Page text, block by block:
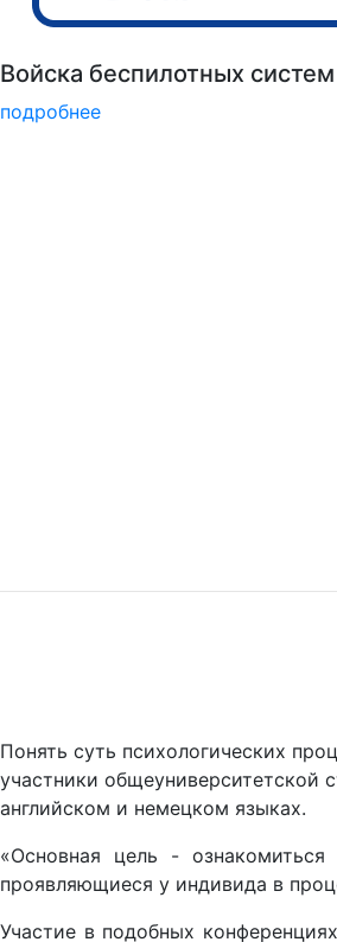
Подготовка к
подробнее
Понять суть психологических
участники общеуниверситетской
английском и немецком языках.
«Основная цель -
проявляющиеся у индивида в
Участие в подобных